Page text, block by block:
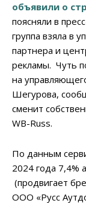
объявили о
поясняли в
группа взяла в
партнера и
рекламы. Чуть
на
Шегурова,
сменит
WB-Russ.
По данным
2024 года 7,4%
(продвигает
ООО «Русс